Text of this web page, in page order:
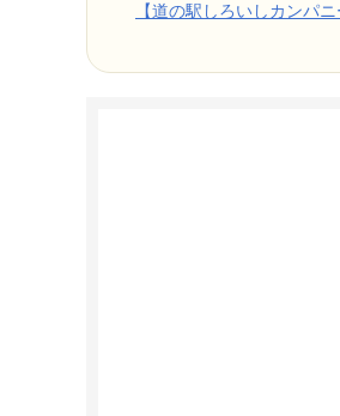
【道の駅しろいしカンパ